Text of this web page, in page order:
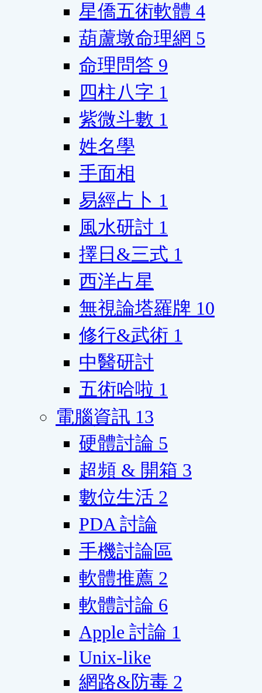
星僑五術軟體 4
葫蘆墩命理網 5
命理問答 9
四柱八字 1
紫微斗數 1
姓名學
手面相
易經占卜 1
風水研討 1
擇日&三式 1
西洋占星
無視論塔羅牌 10
修行&武術 1
中醫研討
五術哈啦 1
電腦資訊 13
硬體討論 5
超頻 & 開箱 3
數位生活 2
PDA 討論
手機討論區
軟體推薦 2
軟體討論 6
Apple 討論 1
Unix-like
網路&防毒 2